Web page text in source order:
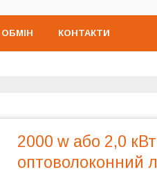
КОНТАКТИ
2000 w або 2,0
оптоволоконний